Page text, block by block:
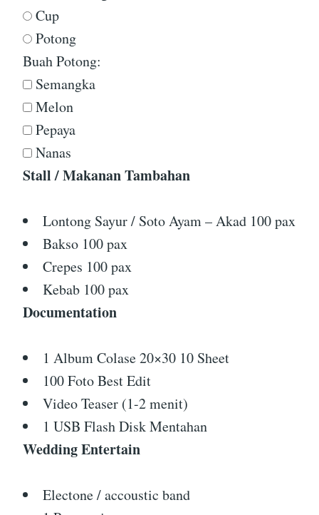
Cup
Potong
Buah Potong:
Semangka
Melon
Pepaya
Nanas
Stall / Makanan Tambahan
Lontong Sayur / Soto Ayam – Akad 100 pax
Bakso 100 pax
Crepes 100 pax
Kebab 100 pax
Documentation
1 Album Colase 20×30 10 Sheet
100 Foto Best Edit
Video Teaser (1-2 menit)
1 USB Flash Disk Mentahan
Wedding Entertain
Electone / accoustic band